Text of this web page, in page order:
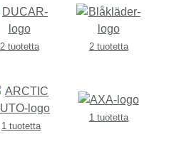
2 tuotetta 2 tuotetta
1 tuotetta
1 tuotetta